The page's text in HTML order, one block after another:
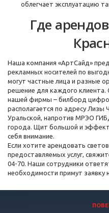
облегчает эксплуатацию
Где
Наша компания «АртСайд»
рекламных носителей по
могут частные лица и разные
решение для каждого
нашей фирмы – билборд
располагается по адресу Лизы
Уральской, напротив МРЭО
города. Щит большой и
себя внимание.
Если хотите арендовать
предоставляемых услуг,
04-70. Наши сотрудники
необходимости примут заявку